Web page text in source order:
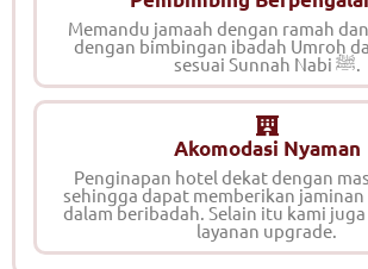
Memandu jamaah dengan ramah
dengan bimbingan ibadah Umroh
Akomodasi Nyaman
Penginapan hotel dekat dengan
sehingga dapat memberikan jaminan
dalam beribadah. Selain itu kami
layanan upgrade.